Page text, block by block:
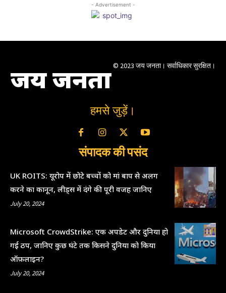
- Advertisement -
जय जनता © 2023 जय जनता। सर्वाधिकार सुरक्षित।
हमसे जुड़ें।
संपादक की पसंद
UK ROITS: यूरोप में छोटे बच्चों को मां बाप से अलग
करने का कानून, लीड्स में दंगे की पूरी वजह जानिए
July 20, 2024
Microsoft CrowdStrike: एक अपडेट और दुनिया हो
गई ठप, जानिए कुछ घंटे तक किसने दुनिया को किया
ऑफ़लाइन?
July 20, 2024